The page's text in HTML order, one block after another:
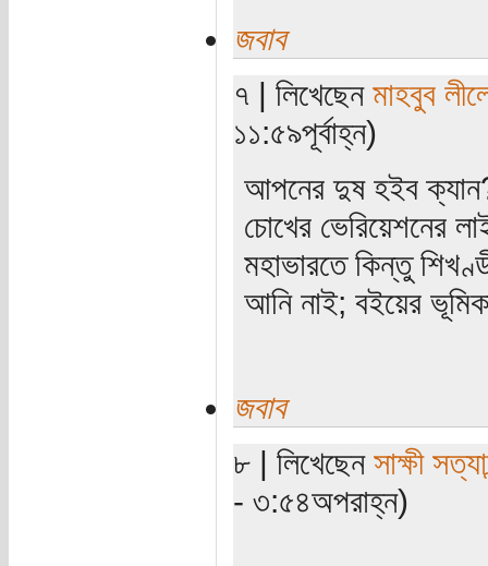
জবাব
৭ | লিখেছেন মাহবুব
১১:৫৯পূর্বাহ্ন)
আপনের দুষ হইব ক্যান?
চোখের ভেরিয়েশনের
মহাভারতে কিন্তু
আনি নাই; বইয়ের
জবাব
৮ | লিখেছেন সাক্ষী
- ৩:৫৪অপরাহ্ন)